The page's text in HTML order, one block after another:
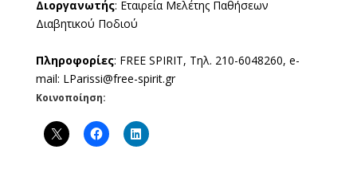
Διοργανωτής: Εταιρεία Μελέτης Παθήσεων
Διαβητικού Ποδιού
Πληροφορίες: FREE SPIRIT, Τηλ. 210-6048260, e-
mail: LParissi@free-spirit.gr
Κοινοποίηση: